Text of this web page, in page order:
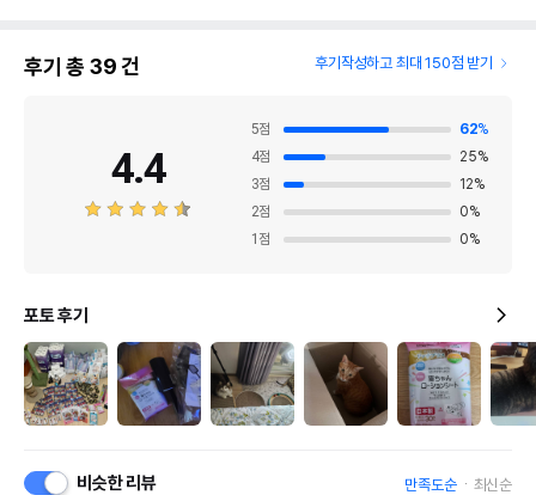
후기 총 39건 후기작성하고 최대 150점 받기
4.4
5점 62%
4점 25%
3점 12%
2점 0%
1 점 0%
포토 후기
비슷한 리뷰 만족도순 최신순